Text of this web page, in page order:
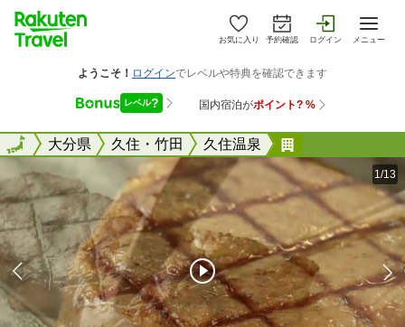
お気に入り 予約確認 ログイン メニュー
全国大分県 久住・竹田 久住温泉
全国
1/13